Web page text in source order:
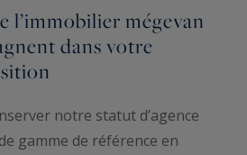
l’immobilier mégevan
dans votre
notre statut d’agence
gamme de référence en